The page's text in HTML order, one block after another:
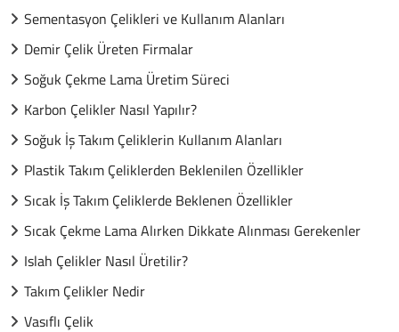
Sementasyon Çelikleri ve Kullanım Alanları
Demir Çelik Üreten Firmalar
Soğuk Çekme Lama Üretim Süreci
Karbon Çelikler Nasıl Yapılır?
Soğuk İş Takım Çeliklerin Kullanım Alanları
Plastik Takım Çeliklerden Beklenilen Özellikler
Sıcak İş Takım Çeliklerde Beklenen Özellikler
Sıcak Çekme Lama Alırken Dikkate Alınması Gerekenler
Islah Çelikler Nasıl Üretilir?
Takım Çelikler Nedir
Vasıflı Çelik